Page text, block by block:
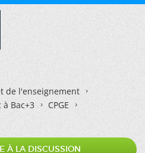
de l'enseignement
à Bac+3
CPGE
À LA DISCUSSION